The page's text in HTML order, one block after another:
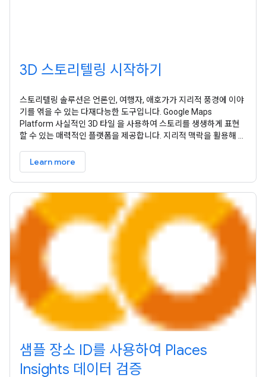
3D 스토리텔링 시작하기
스토리텔링 솔루션은 언론인, 여행자, 애호가가 지리적 풍경에 이야
기를 엮을 수 있는 다재다능한 도구입니다. Google Maps
Platform 사실적인 3D 타일 을 사용하여 스토리를 생생하게 표현
할 수 있는 매력적인 플랫폼을 제공합니다. 지리적 맥락을 활용해 이
용자 친화적인 인터페이스를 제공하여 이야기를 전달할 수 있습니
다. 3D 스토리텔링 솔루션은 지리 정보를 통합하여 스토리
Learn more
샘플 장소 ID를 사용하여 Places
Insights 데이터 검증